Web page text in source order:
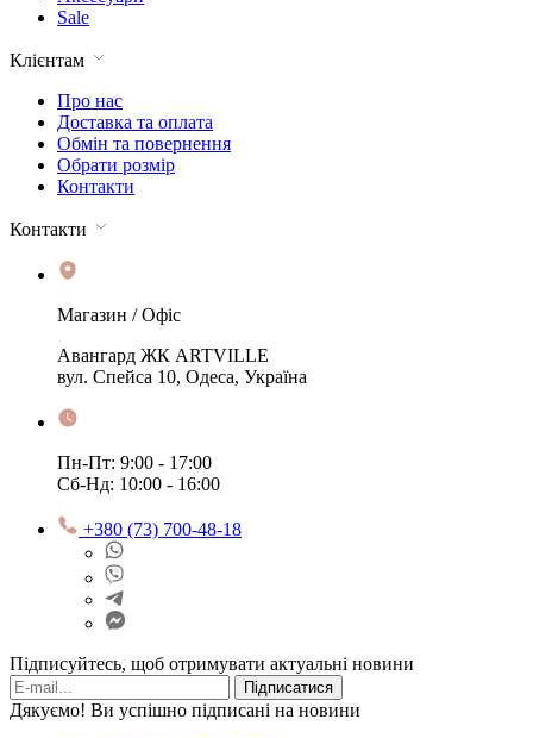
Sale
Клієнтам
Про нас
Доставка та оплата
Обмін та повернення
Обрати розмір
Контакти
Контакти
Магазин / Офіс
Авангард ЖК ARTVILLE
вул. Спейса 10, Одеса, Україна
Пн-Пт: 9:00 - 17:00
Сб-Нд: 10:00 - 16:00
+380 (73) 700-48-18
Підписуйтесь, щоб отримувати актуальні новини
Підписатися
Дякуємо! Ви успішно підписані на новини